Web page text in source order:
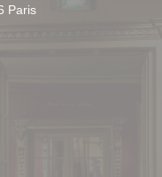
Paris((ανοίγει σε νέο